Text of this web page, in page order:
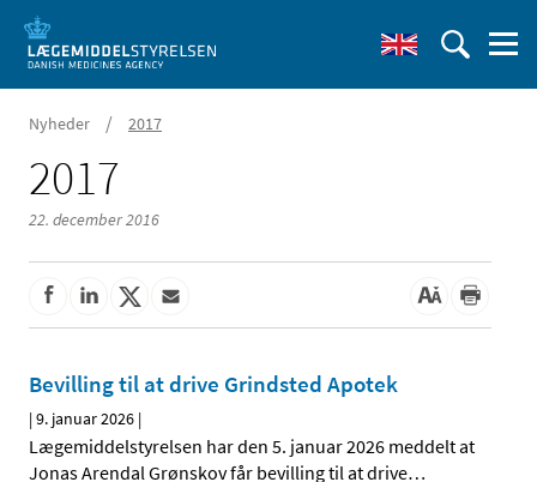
Nyheder / 2017
2017
22. december 2016
Bevilling til at drive Grindsted Apotek
|9. januar 2026 |
Lægemiddelstyrelsen har den 5. januar 2026 meddelt at
Jonas Arendal Grønskov får bevilling til at drive…